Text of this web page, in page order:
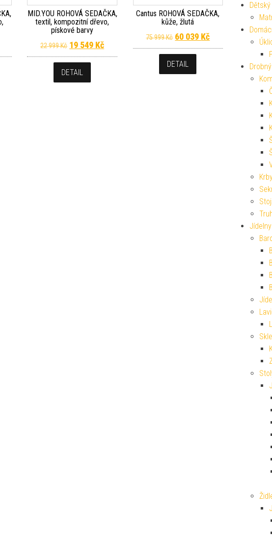
byla: 22 999 Kč.
cena je: 19 549 Kč.
MID.YOU ROHOVÁ SEDAČKA,
textil, kompozitní dřevo,
pískové barvy
22 999Kč Původní cena byla: 22 999 Kč.
19 549 KčAktuální cena je: 19 549 Kč.
DETAIL
Cantus ROHOVÁ SEDAČKA,
kůže, žlutá
75 999Kč Původní cena byla: 75 999
60 039 KčAktuální cena je:
DETAIL
Jídelny